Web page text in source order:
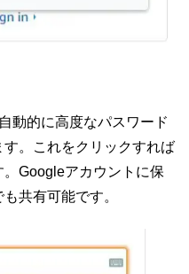
動的に高度なパスワード
。これをクリックすれば
Googleアカウントに保
共有可能です。